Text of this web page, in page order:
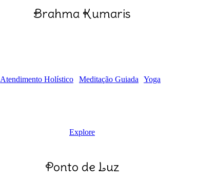
Brahma Kumaris
Atendimento Holístico Meditação Guiada Yoga
Explore
Ponto de Luz